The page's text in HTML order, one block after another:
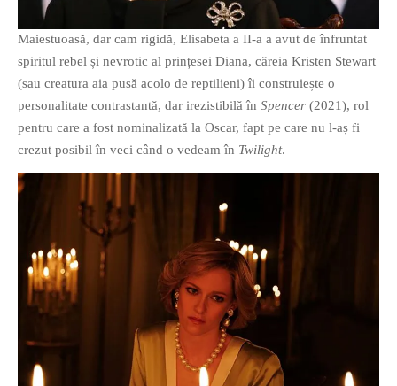
Maiestuoasă, dar cam rigidă, Elisabeta a II-a a avut de înfruntat
spiritul rebel și nevrotic al prințesei Diana, căreia Kristen Stewart
(sau creatura aia pusă acolo de reptilieni) îi construiește o
personalitate contrastantă, dar irezistibilă în Spencer (2021), rol
pentru care a fost nominalizată la Oscar, fapt pe care nu l-aș fi
crezut posibil în veci când o vedeam în Twilight.